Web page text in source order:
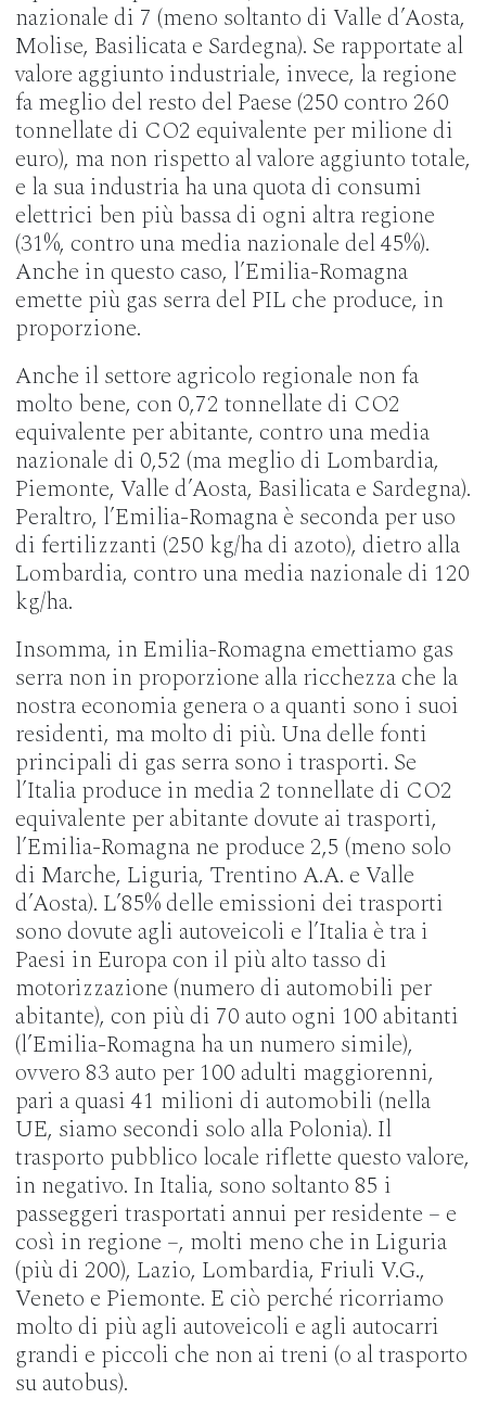
nazionale di 7 (meno soltanto di Valle d’Aosta,
Molise, Basilicata e Sardegna). Se rapportate al
valore aggiunto industriale, invece, la regione
fa meglio del resto del Paese (250 contro 260
tonnellate di CO2 equivalente per milione di
euro), ma non rispetto al valore aggiunto totale,
e la sua industria ha una quota di consumi
elettrici ben più bassa di ogni altra regione
(31%, contro una media nazionale del 45%).
Anche in questo caso, l’Emilia-Romagna
emette più gas serra del PIL che produce, in
proporzione.
Anche il settore agricolo regionale non fa
molto bene, con 0,72 tonnellate di CO2
equivalente per abitante, contro una media
nazionale di 0,52 (ma meglio di Lombardia,
Piemonte, Valle d’Aosta, Basilicata e Sardegna).
Peraltro, l’Emilia-Romagna è seconda per uso
di fertilizzanti (250 kg/ha di azoto), dietro alla
Lombardia, contro una media nazionale di 120
kg/ha.
Insomma, in Emilia-Romagna emettiamo gas
serra non in proporzione alla ricchezza che la
nostra economia genera o a quanti sono i suoi
residenti, ma molto di più. Una delle fonti
principali di gas serra sono i trasporti. Se
l’Italia produce in media 2 tonnellate di CO2
equivalente per abitante dovute ai trasporti,
l’Emilia-Romagna ne produce 2,5 (meno solo
di Marche, Liguria, Trentino A.A. e Valle
d’Aosta). L’85% delle emissioni dei trasporti
sono dovute agli autoveicoli e l’Italia è tra i
Paesi in Europa con il più alto tasso di
motorizzazione (numero di automobili per
abitante), con più di 70 auto ogni 100 abitanti
(l’Emilia-Romagna ha un numero simile),
ovvero 83 auto per 100 adulti maggiorenni,
pari a quasi 41 milioni di automobili (nella
UE, siamo secondi solo alla Polonia). Il
trasporto pubblico locale riflette questo valore,
in negativo. In Italia, sono soltanto 85 i
passeggeri trasportati annui per residente – e
così in regione –, molti meno che in Liguria
(più di 200), Lazio, Lombardia, Friuli V.G.,
Veneto e Piemonte. E ciò perché ricorriamo
molto di più agli autoveicoli e agli autocarri
grandi e piccoli che non ai treni (o al trasporto
su autobus).